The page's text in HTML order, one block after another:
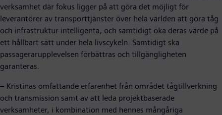
verksamhet där fokus ligger på att göra det möjligt för
leverantörer av transporttjänster över hela världen att göra tåg
och infrastruktur intelligenta, och samtidigt öka deras värde på
ett hållbart sätt under hela livscykeln. Samtidigt ska
passagerarupplevelsen förbättras och tillgängligheten
garanteras.
– Kristinas omfattande erfarenhet från området tågtillverkning
och transmission samt av att leda projektbaserade
verksamheter, i kombination med hennes mångåriga